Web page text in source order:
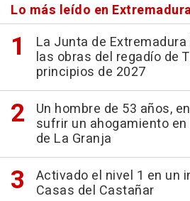
Lo más leído en
La Junta de
las obras del regadío de
principios de 2027
Un hombre de 53 años,
sufrir un ahogamiento
de La Granja
Activado el nivel 1 en un
Casas del Castañar